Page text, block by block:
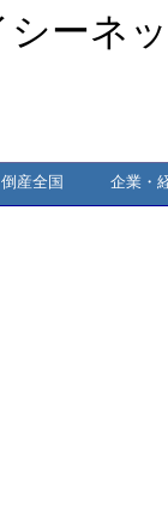
倒産全国 企業・